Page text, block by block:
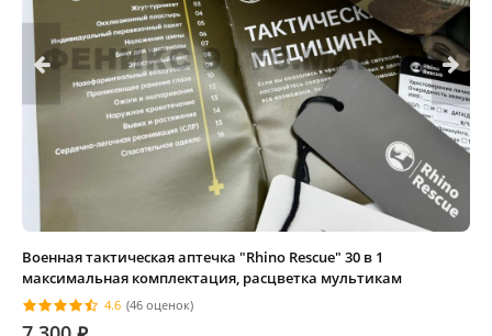
Военная тактическая аптечка "Rhino Rescue" 30 в 1
максимальная комплектация, расцветка мультикам
4.6 (46 оценок)